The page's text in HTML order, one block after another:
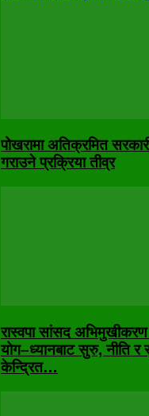
पोखरामा अतिक्रमित
गराउने प्रक्रिया तीव्र
रास्वपा सांसद अभिमुखीकरण
योग–ध्यानबाट सुरु, नीति र
केन्द्रित…